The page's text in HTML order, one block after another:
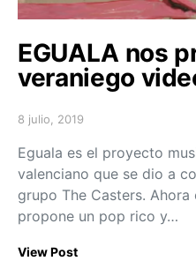
EGUALA nos
veraniego
Posted on
8 julio, 2019
Eguala es el proyecto
valenciano que se dio a
grupo The Casters. Ahora
propone un pop rico y…
View Post